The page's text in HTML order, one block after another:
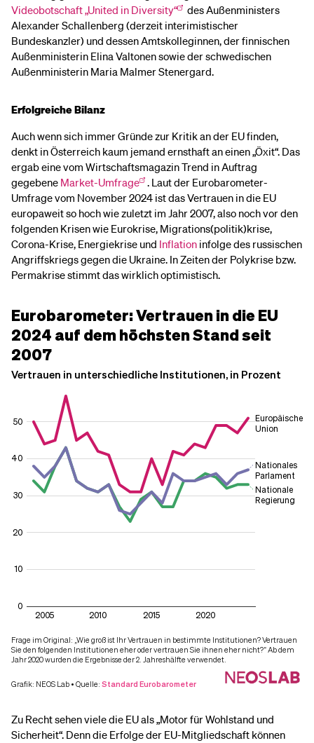
Videobotschaft „United in Diversity“
des Außenministers
Alexander Schallenberg (derzeit interimistischer
Bundeskanzler) und dessen Amtskolleginnen, der finnischen
Außenministerin Elina Valtonen sowie der schwedischen
Außenministerin Maria Malmer Stenergard.
Erfolgreiche Bilanz
Auch wenn sich immer Gründe zur Kritik an der EU finden,
denkt in Österreich kaum jemand ernsthaft an einen „Öxit“. Das
ergab eine vom Wirtschaftsmagazin Trend in Auftrag
gegebene Market-Umfrage . Laut der Eurobarometer-
Umfrage vom November 2024 ist das Vertrauen in die EU
europaweit so hoch wie zuletzt im Jahr 2007, also noch vor den
folgenden Krisen wie Eurokrise, Migrations(politik)krise,
Corona-Krise, Energiekrise und Inflation infolge des russischen
Angriffskriegs gegen die Ukraine. In Zeiten der Polykrise bzw.
Permakrise stimmt das wirklich optimistisch.
Zu Recht sehen viele die EU als „Motor für Wohlstand und
Sicherheit“. Denn die Erfolge der EU-Mitgliedschaft können